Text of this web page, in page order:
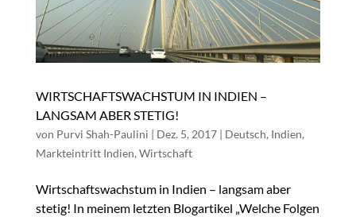
WIRTSCHAFTSWACHSTUM IN INDIEN –
LANGSAM ABER STETIG!
von Purvi Shah-Paulini Dez. 5, 2017| Deutsch, Indien,
Markteintritt Indien,Wirtschaft
Wirtschaftswachstum in Indien – langsam aber
stetig! In meinem letzten Blogartikel „Welche Folgen